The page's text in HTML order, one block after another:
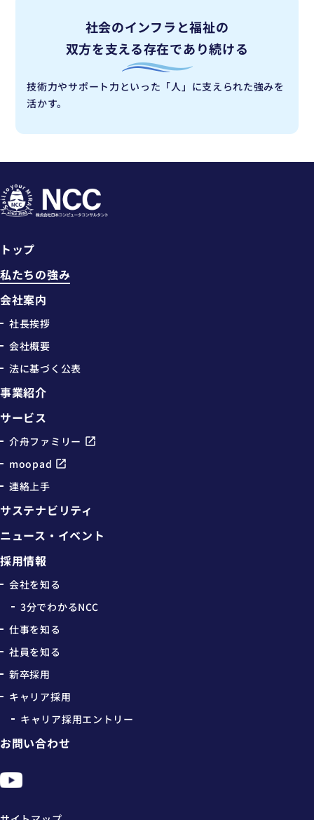
社会のインフラと福祉の
双方を支える存在であり続ける
技術力やサポート力といった「人」に支えられた強みを
活かす。
トップ
私たちの強み
会社案内
社長挨拶
会社概要
法に基づく公表
事業紹介
サービス
介舟ファミリー
moopad
連絡上手
サステナビリティ
ニュース・イベント
採用情報
会社を知る
3分でわかるNCC
仕事を知る
社員を知る
新卒採用
キャリア採用
キャリア採用エントリー
お問い合わせ